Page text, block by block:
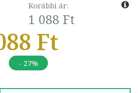
Korábbi ár:
1 088 Ft
Ft
- 27%